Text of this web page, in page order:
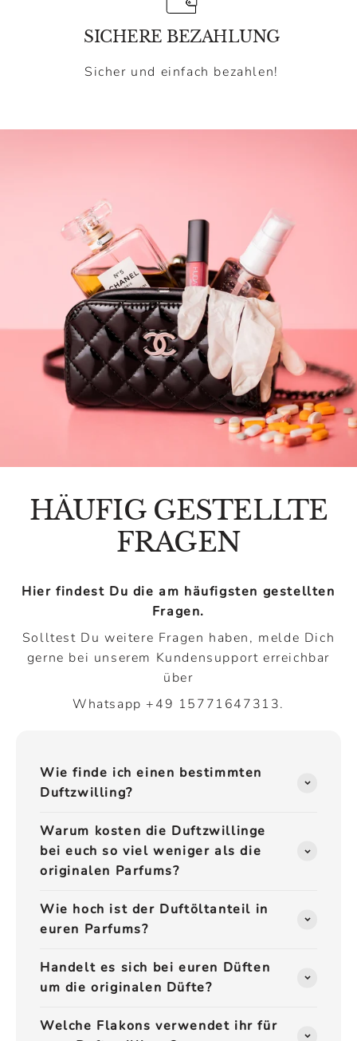
SICHERE BEZAHLUNG
Sicher und einfach bezahlen!
HÄUFIG GESTELLTE
FRAGEN
Hier findest Du die am häufigsten gestellten
Fragen.
Solltest Du weitere Fragen haben, melde Dich
gerne bei unserem Kundensupport erreichbar
über
Whatsapp +49 15771647313.
Wie finde ich einen bestimmten
Duftzwilling?
Warum kosten die Duftzwillinge
bei euch so viel weniger als die
originalen Parfums?
Wie hoch ist der Duftöltanteil in
euren Parfums?
Handelt es sich bei euren Düften
um die originalen Düfte?
Welche Flakons verwendet ihr für